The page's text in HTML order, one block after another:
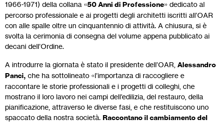
1966-1971) della collana «50 Anni di Professione» dedicato al
percorso professionale e ai progetti degli architetti iscritti all’OAR
con alle spalle oltre un cinquantennio di attività. A chiusura, si è
svolta la cerimonia di consegna del volume appena pubblicato ai
decani dell’Ordine.
A introdurre la giornata è stato il presidente dell’OAR, Alessandro
Panci, che ha sottolineato «l’importanza di raccogliere e
raccontare le storie professionali e i progetti di colleghi, che
mostrano il loro lavoro nei campi dell’edilizia, del restauro, della
pianificazione, attraverso le diverse fasi, e che restituiscono uno
spaccato della nostra società. Raccontano il cambiamento del